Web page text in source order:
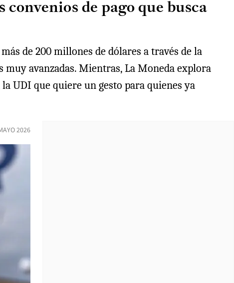
de pago que busca
de 200 millones de dólares a través de la
muy avanzadas. Mientras, La Moneda explora
UDI que quiere un gesto para quienes ya
2026